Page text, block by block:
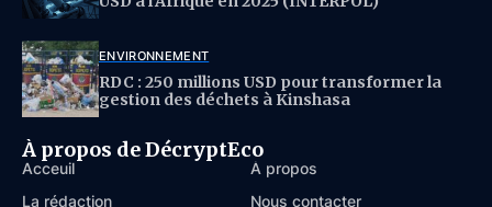
ENVIRONNEMENT
RDC : 250 millions USD pour transformer la
gestion des déchets à Kinshasa
À propos de DécryptEco
Acceuil
À propos
La rédaction
Nous contacter